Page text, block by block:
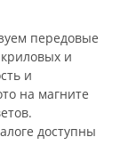
передовые
и
и
на магните
доступны